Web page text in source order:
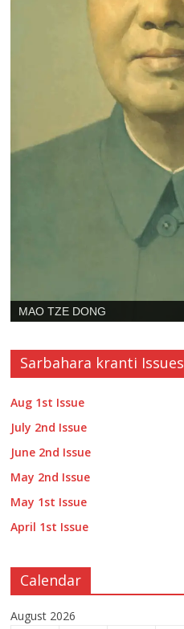
SHIBDAS GHOSH
Sarbahara kranti Issues
Aug 1st Issue
July 2nd Issue
June 2nd Issue
May 2nd Issue
May 1st Issue
April 1st Issue
Calendar
August 2026